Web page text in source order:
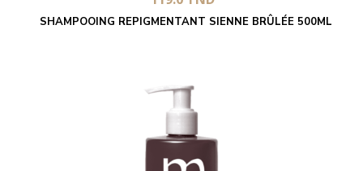
SHAMPOOING REPIGMENTANT SIENNE BRÛLÉE 500ML